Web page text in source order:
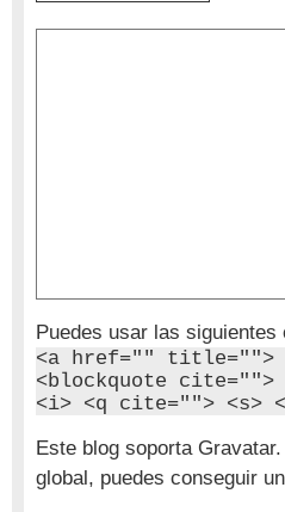
Puedes usar las siguientes
<a href="" title="">
<blockquote cite="">
<i> <q cite=""> <s>
Este blog soporta
global, puedes conseguir